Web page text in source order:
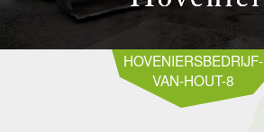
HOVENIERSBEDRIJF-
VAN-HOUT-8